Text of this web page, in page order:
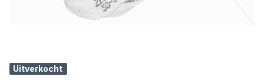
Uitverkocht